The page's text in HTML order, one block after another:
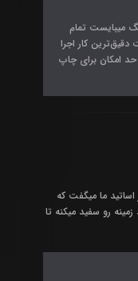
میبایست تمام‌
کار اجرا
امکان برای چاپ
ما میگفت که
رو سفید میکنه تا